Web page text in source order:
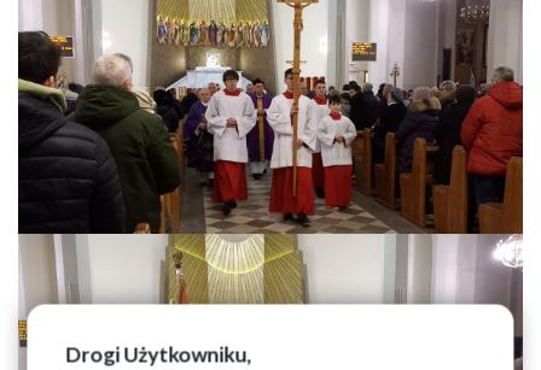
Drogi Użytkowniku,